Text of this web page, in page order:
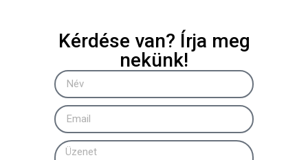
Kérdése van? Írja meg
nekünk!